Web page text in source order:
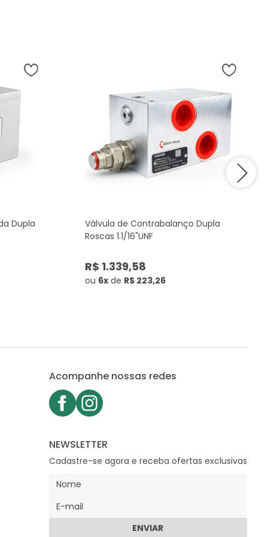
Dupla
Válvula de Contrabalanço Dupla
Roscas 1.1/16"UNF
R$ 1.339,58
ou 6x de R$ 223,26
Acompanhe nossas redes
NEWSLETTER
Cadastre-se agora e receba ofertas exclusivas
ENVIAR